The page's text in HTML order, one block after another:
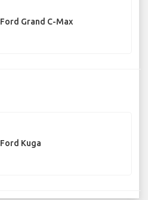
Ford Grand C-Max
Ford Kuga